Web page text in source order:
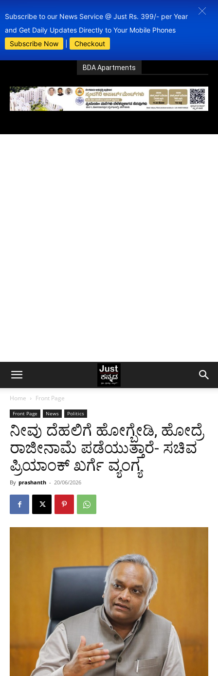
Subscribe to our News Service @ Just Rs. 399/- per Year
and Get Daily Updates Directly to Your Mobile Phones
Subscribe Now
Checkout
BDA Apartments
Home Front Page
Front Page News Politics
ನೀವು ದೆಹಲಿಗೆ ಹೋಗ್ಬೇಡಿ, ಹೋದ್ರೆ
ರಾಜೀನಾಮೆ ಪಡೆಯುತ್ತಾರೆ- ಸಚಿವ
ಪ್ರಿಯಾಂಕ್ ಖರ್ಗೆ ವ್ಯಂಗ್ಯ
By prashanth - 20/06/2026